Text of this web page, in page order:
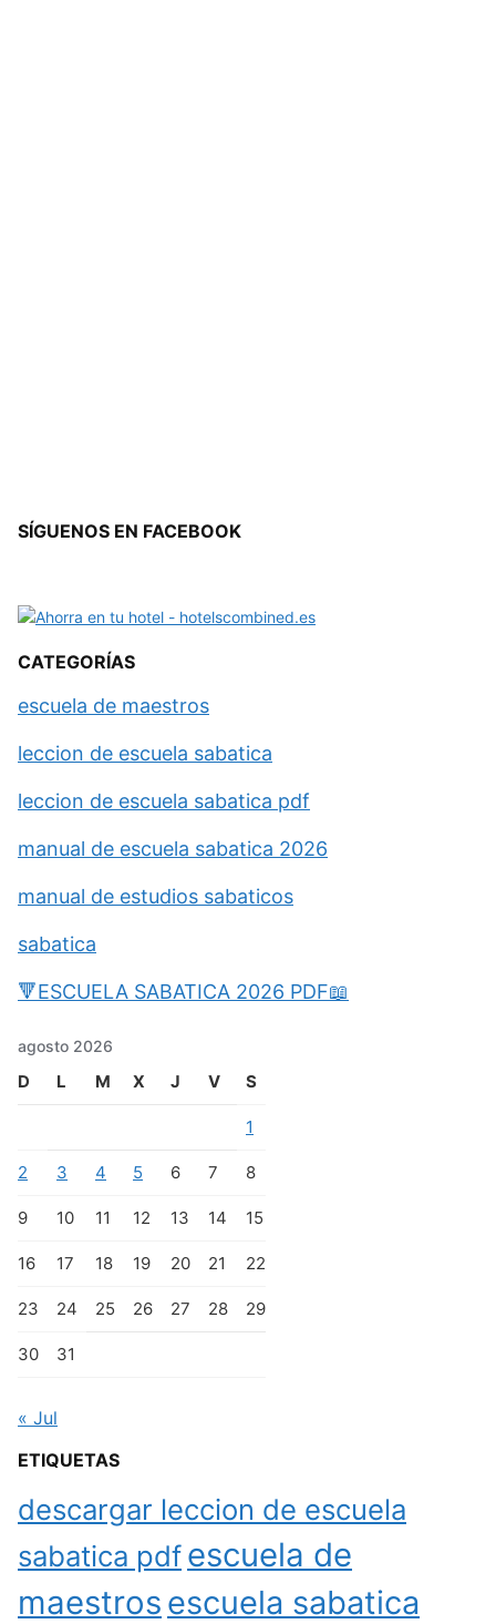
SÍGUENOS EN FACEBOOK
CATEGORÍAS
escuela de maestros
leccion de escuela sabatica
leccion de escuela sabatica pdf
manual de escuela sabatica 2026
manual de estudios sabaticos
sabatica
🔻ESCUELA SABATICA 2026 PDF📖
agosto 2026
D L M X J V S
1
2 3 4 5 6 7 8
9 10 11 12 13 14 15
16 17 18 19 20 21 22
23 24 25 26 27 28 29
30 31
« Jul
ETIQUETAS
descargar leccion de escuela
sabatica pdfescuela de
maestros escuela sabatica